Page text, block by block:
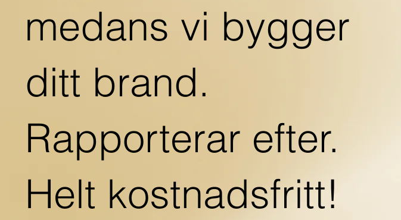
medans vi bygger
ditt brand.
Rapporterar efter.
Helt kostnadsfritt!